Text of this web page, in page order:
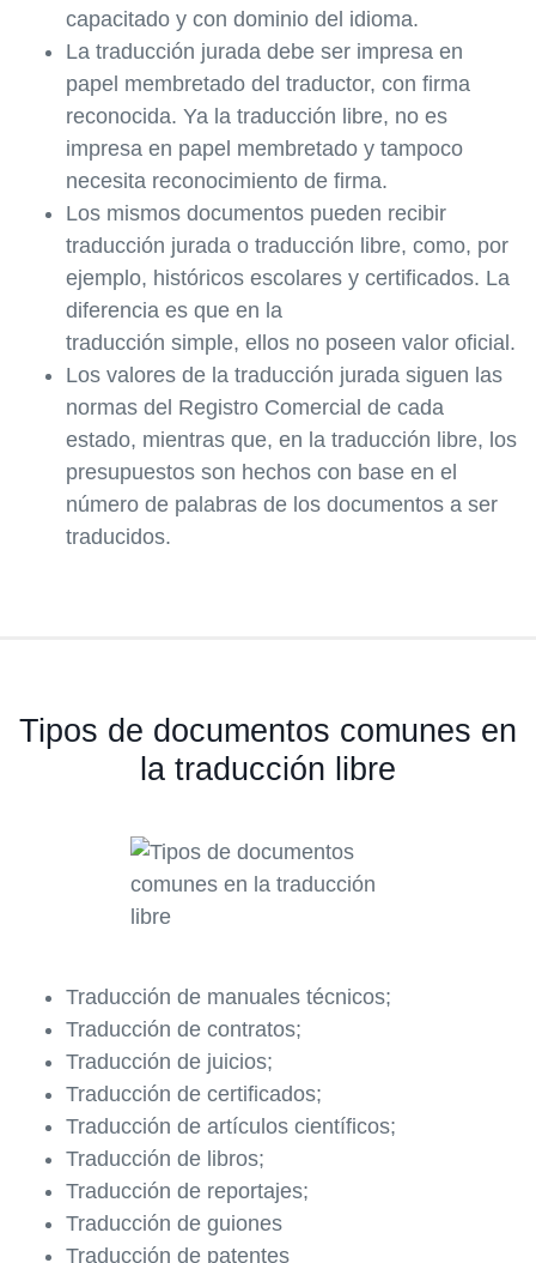
capacitado y con dominio del idioma.
La traducción jurada debe ser impresa en
papel membretado del traductor, con firma
reconocida. Ya la traducción libre, no es
impresa en papel membretado y tampoco
necesita reconocimiento de firma.
Los mismos documentos pueden recibir
traducción jurada o traducción libre, como, por
ejemplo, históricos escolares y certificados. La
diferencia es que en la
traducción simple, ellos no poseen valor oficial.
Los valores de la traducción jurada siguen las
normas del Registro Comercial de cada
estado, mientras que, en la traducción libre, los
presupuestos son hechos con base en el
número de palabras de los documentos a ser
traducidos.
Tipos de documentos comunes en
la traducción libre
Traducción de manuales técnicos;
Traducción de contratos;
Traducción de juicios;
Traducción de certificados;
Traducción de artículos científicos;
Traducción de libros;
Traducción de reportajes;
Traducción de guiones
Traducción de patentes